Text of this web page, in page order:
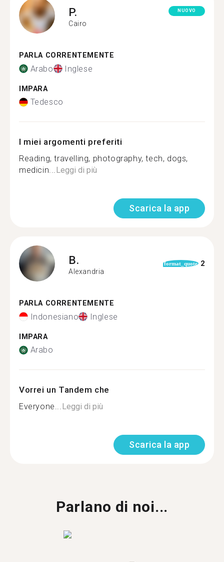
P.
Cairo
NUOVO
PARLA CORRENTEMENTE
Arabo Inglese
IMPARA
Tedesco
I miei argomenti preferiti
Reading, travelling, photography, tech, dogs,
medicin...Leggi di più
Scarica la app
B.
Alexandria
format_quote 2
PARLA CORRENTEMENTE
Indonesiano Inglese
IMPARA
Arabo
Vorrei un Tandem che
Everyone...Leggi di più
Scarica la app
Parlano di noi...